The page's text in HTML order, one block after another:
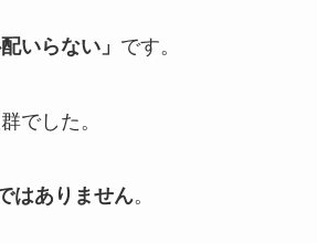
配いらない」 です。
でした。
はありません。